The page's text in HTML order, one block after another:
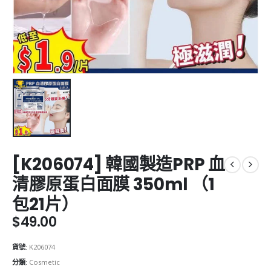
[K206074] 韓國製造PRP 血
清膠原蛋白面膜 350ml （1
包21片）
$49.00
貨號: K206074
分類: Cosmetic